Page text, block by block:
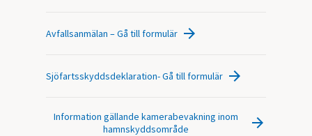
Avfallsanmälan – Gå till formulär
Sjöfartsskyddsdeklaration- Gå till formulär
Information gällande kamerabevakning inom
hamnskyddsområde